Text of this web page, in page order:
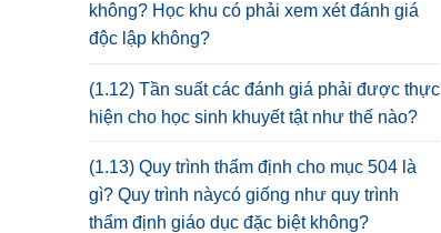
không? Học khu có phải xem xét đánh giá
độc lập không?
(1.12) Tần suất các đánh giá phải được thực
hiện cho học sinh khuyết tật như thế nào?
(1.13) Quy trình thẩm định cho mục 504 là
gì? Quy trình nàycó giống như quy trình
thẩm định giáo dục đặc biệt không?